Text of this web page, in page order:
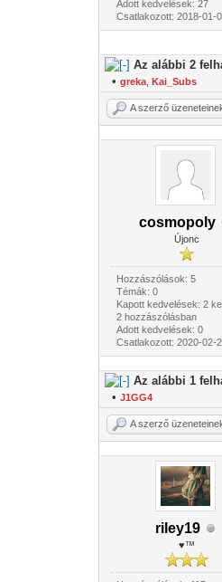
Adott kedvelések: 27
Csatlakozott: 2018-01-
Az alábbi 2
•greka ,Kai_Subs
A szerző
cosmopoly
Újonc
Hozzászólások: 5
Témák: 0
Kapott kedvelések: 2
2 hozzászólásban
Adott kedvelések: 0
Csatlakozott: 2020-02-
Az alábbi 1
•J1GG4
A szerző
riley19
♥™